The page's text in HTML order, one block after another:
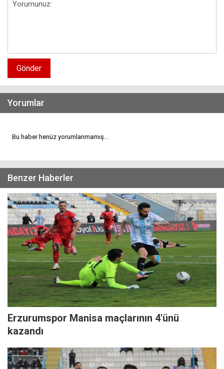
Gönder
Yorumlar
Bu haber henüz yorumlanmamış...
Benzer Haberler
Erzurumspor Manisa maçlarının 4'ünü
kazandı